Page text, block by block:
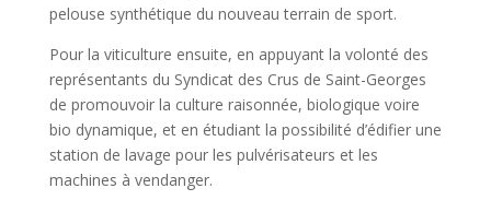
pelouse synthétique du nouveau terrain de sport.
Pour la viticulture ensuite, en appuyant la volonté des
représentants du Syndicat des Crus de Saint-Georges
de promouvoir la culture raisonnée, biologique voire
bio dynamique, et en étudiant la possibilité d’édifier une
station de lavage pour les pulvérisateurs et les
machines à vendanger.